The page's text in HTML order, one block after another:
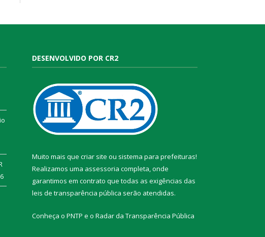
DESENVOLVIDO POR CR2
Muito mais que criar site ou sistema para prefeituras!
Realizamos uma assessoria completa, onde
garantimos em contrato que todas as exigências das
leis de transparência pública serão atendidas.
Conheça o PNTP e o Radar da Transparência Pública